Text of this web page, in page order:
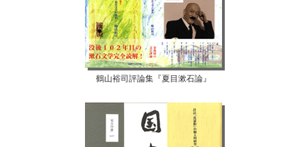
鶴山裕司評論集『夏目漱石論』